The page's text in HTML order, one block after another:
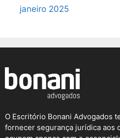
janeiro 2025
O Escritório Bonani Advogados
fornecer segurança jurídica aos